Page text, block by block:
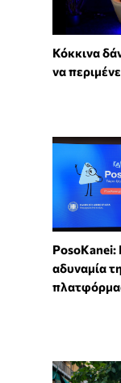
Κόκκινα
να
PosoKanei:
αδυναμία